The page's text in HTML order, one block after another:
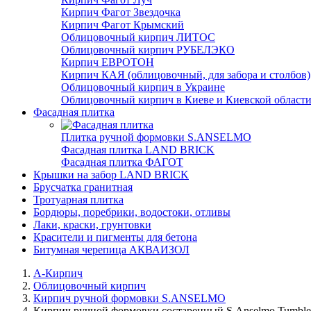
Кирпич Фагот Звездочка
Кирпич Фагот Крымский
Облицовочный кирпич ЛИТОС
Облицовочный кирпич РУБЕЛЭКО
Кирпич ЕВРОТОН
Кирпич КАЯ (облицовочный, для забора и столбов)
Облицовочный кирпич в Украине
Облицовочный кирпич в Киеве и Киевской области
Фасадная плитка
Плитка ручной формовки S.ANSELMO
Фасадная плитка LAND BRICK
Фасадная плитка ФАГОТ
Крышки на забор LAND BRICK
Брусчатка гранитная
Тротуарная плитка
Бордюры, поребрики, водостоки, отливы
Лаки, краски, грунтовки
Красители и пигменты для бетона
Битумная черепица АКВАИЗОЛ
А-Кирпич
Облицовочный кирпич
Кирпич ручной формовки S.ANSELMO